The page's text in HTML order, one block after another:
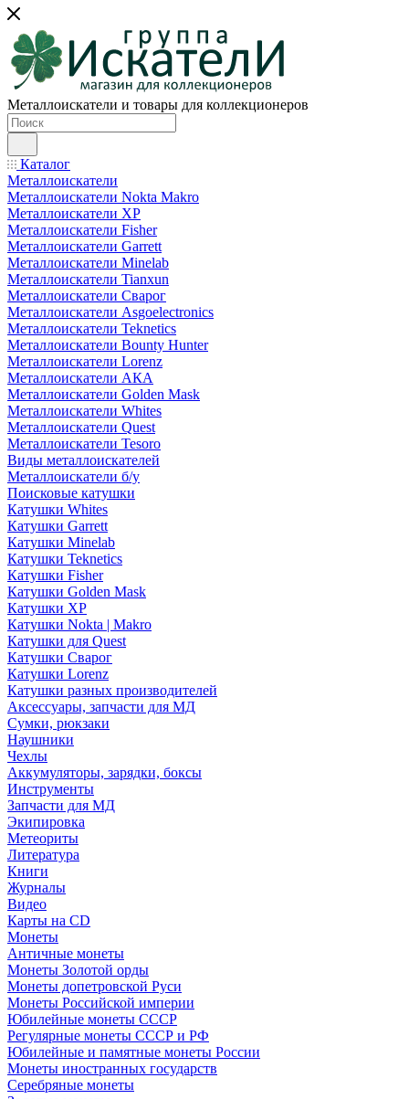
Металлоискатели и товары для коллекционеров
Каталог
Металлоискатели
Металлоискатели Nokta Makro
Металлоискатели XP
Металлоискатели Fisher
Металлоискатели Garrett
Металлоискатели Minelab
Металлоискатели Tianxun
Металлоискатели Сварог
Металлоискатели Asgoelectronics
Металлоискатели Teknetics
Металлоискатели Bounty Hunter
Металлоискатели Lorenz
Металлоискатели АКА
Металлоискатели Golden Mask
Металлоискатели Whites
Металлоискатели Quest
Металлоискатели Tesoro
Виды металлоискателей
Металлоискатели б/у
Поисковые катушки
Катушки Whites
Катушки Garrett
Катушки Minelab
Катушки Teknetics
Катушки Fisher
Катушки Golden Mask
Катушки XP
Катушки Nokta | Makro
Катушки для Quest
Катушки Сварог
Катушки Lorenz
Катушки разных производителей
Аксессуары, запчасти для МД
Сумки, рюкзаки
Наушники
Чехлы
Аккумуляторы, зарядки, боксы
Инструменты
Запчасти для МД
Экипировка
Метеориты
Литература
Книги
Журналы
Видео
Карты на CD
Монеты
Античные монеты
Монеты Золотой орды
Монеты допетровской Руси
Монеты Российской империи
Юбилейные монеты СССР
Регулярные монеты СССР и РФ
Юбилейные и памятные монеты России
Монеты иностранных государств
Серебряные монеты